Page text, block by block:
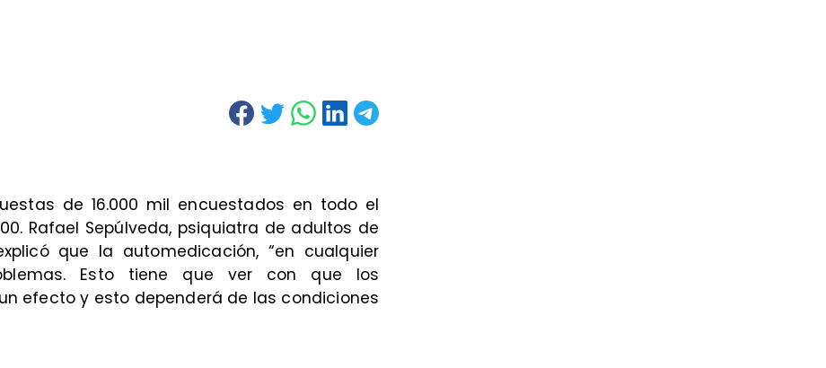
de 16.000 mil encuestados en todo el
Rafael Sepúlveda, psiquiatra de adultos de
que la automedicación, “en cualquier
Esto tiene que ver con que los
efecto y esto dependerá de las condiciones